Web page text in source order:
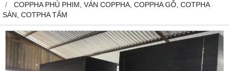
COPPHA PHỦ PHIM, VÁN COPPHA, COPPHA GỖ, COTPHA
SÀN, COTPHA TẤM